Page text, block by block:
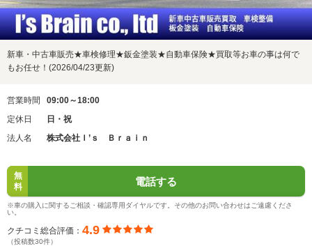
新車・中古車販売★車検修理★鈑金塗装★自動車保険★買取等お車の事は何で
もお任せ！(2026/04/23更新)
営業時間
09:00～18:00
定休日
日・祝
法人名
株式会社Ｉ’ｓ Ｂｒａｉｎ
無
料
電話する
※車の購入に関するご相談・確認専用ダイヤルです。その他のお問い合わせはご遠慮くださ
い。
クチコミ総合評価： 4.9
（投稿数30件）